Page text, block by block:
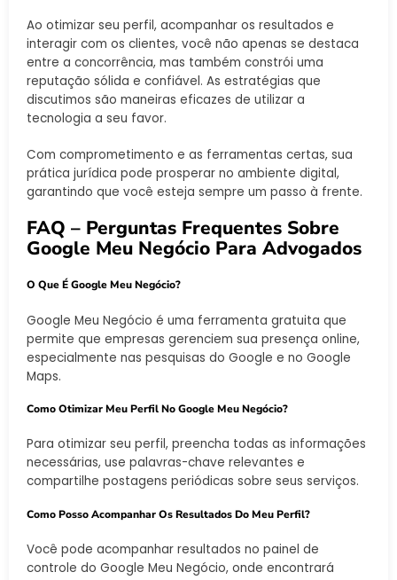
Ao otimizar seu perfil, acompanhar os resultados e
interagir com os clientes, você não apenas se destaca
entre a concorrência, mas também constrói uma
reputação sólida e confiável. As estratégias que
discutimos são maneiras eficazes de utilizar a
tecnologia a seu favor.
Com comprometimento e as ferramentas certas, sua
prática jurídica pode prosperar no ambiente digital,
garantindo que você esteja sempre um passo à frente.
FAQ – Perguntas Frequentes Sobre
Google Meu Negócio Para Advogados
O Que É Google Meu Negócio?
Google Meu Negócio é uma ferramenta gratuita que
permite que empresas gerenciem sua presença online,
especialmente nas pesquisas do Google e no Google
Maps.
Como Otimizar Meu Perfil No Google Meu Negócio?
Para otimizar seu perfil, preencha todas as informações
necessárias, use palavras-chave relevantes e
compartilhe postagens periódicas sobre seus serviços.
Como Posso Acompanhar Os Resultados Do Meu Perfil?
Você pode acompanhar resultados no painel de
controle do Google Meu Negócio, onde encontrará